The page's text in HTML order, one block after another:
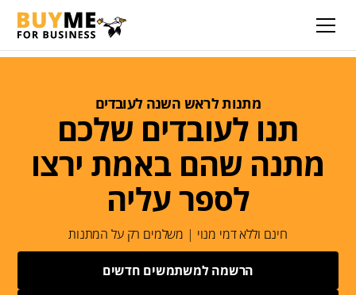
מתנות לראש השנה לעובדים
תנו לעובדים שלכם
מתנה שהם באמת ירצו
לספר עליה
חינם וללא דמי מנוי | משלמים רק על המתנות
הרשמה למשתמשים חדשים